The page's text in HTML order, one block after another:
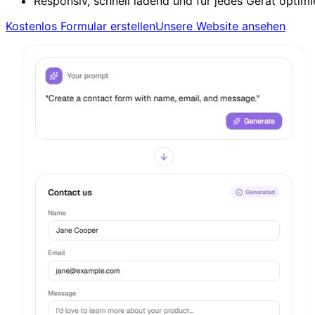
Kostenlos Formular erstellenUnsere Website ansehen